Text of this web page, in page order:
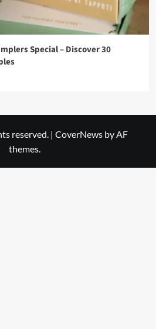
Special – Discover 30
reserved. | CoverNews by AF
themes.